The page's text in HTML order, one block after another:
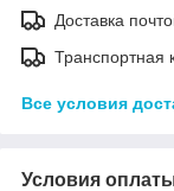
Доставка
Транспортная
Все условия
Условия